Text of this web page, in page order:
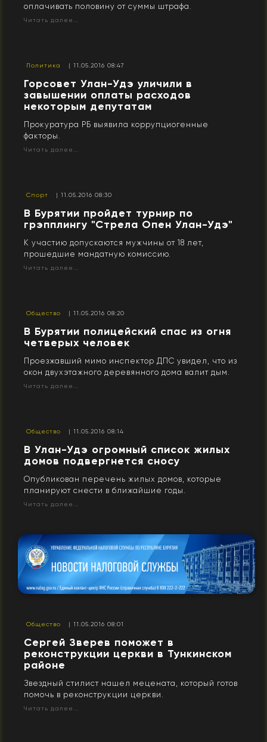
оплачивать половину от суммы штрафа.
Читать далее...
Политика | 11.05.2016 08:47
Горсовет Улан-Удэ уличили в
завышении оплаты расходов
некоторым депутатам
Прокуратура РБ выявила коррупциогенные
факторы.
Читать далее...
Спорт | 11.05.2016 08:30
В Бурятии пройдет турнир по
грэпплингу "Стрела Опен Улан-Удэ"
К участию допускаются мужчины от 18 лет,
прошедшие мандатную комиссию.
Читать далее...
Общество | 11.05.2016 08:20
В Бурятии полицейский спас из огня
четверых человек
Проезжавший мимо инспектор ДПС увидел, что из
окон двухэтажного деревянного дома валит дым.
Читать далее...
Общество | 11.05.2016 08:14
В Улан-Удэ огромный список жилых
домов подвергнется сносу
Опубликован перечень жилых домов, которые
планируют снести в ближайшие годы.
Читать далее...
Общество | 11.05.2016 08:01
Сергей Зверев поможет в
реконструкции церкви в Тункинском
районе
Звездный стилист нашел ме­цената, который готов
помочь в реконструкции церкви.
Читать далее...